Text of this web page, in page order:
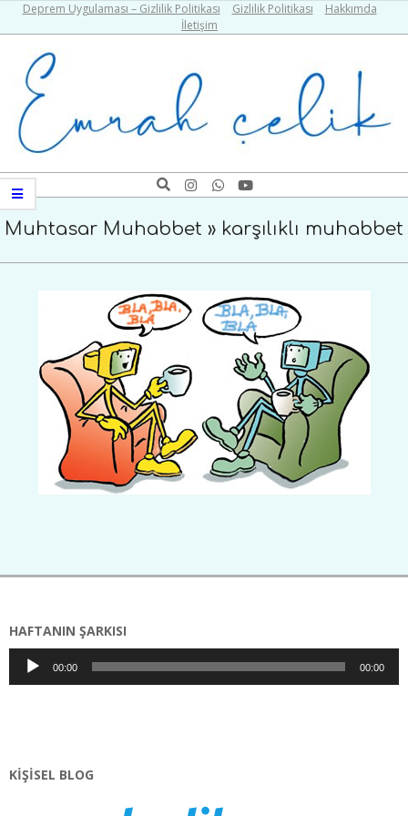
content
Deprem Uygulaması – Gizlilik Politikası Gizlilik Politikası
Hakkımda
İletişim
Emrah
Çelik
Search
Navigation
Menu
Muhtasar Muhabbet » karşılıklı muhabbet
05-
HAFTANIN ŞARKISI
Ses
oynatıcı
00:00 00:00
KIŞISEL BLOG